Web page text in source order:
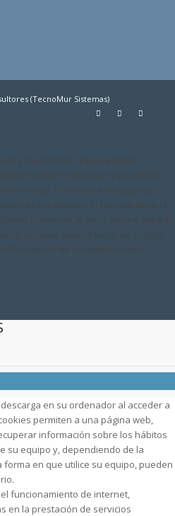
(TecnoMur Sistemas)
y de terceros, para recopilar
nuestros servicios y mostrarle
Si continua navegando,
de las mismas. El usuario tiene la
pudiendo, si así lo desea, impedir
aunque deberá tener en cuenta
de navegación de la
en su ordenador al acceder a
permiten a una página web,
información sobre los hábitos
su equipo y, dependiendo de la
en que utilice su equipo, pueden
funcionamiento de internet,
en la prestación de servicios